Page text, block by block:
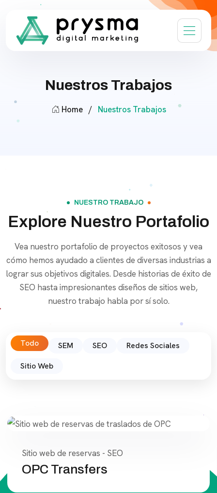
Nuestros Trabajos
Home / Nuestros Trabajos
NUESTRO TRABAJO
Explore Nuestro Portafolio
Vea nuestro portafolio de proyectos exitosos y vea
cómo hemos ayudado a clientes de diversas industrias a
lograr sus objetivos digitales. Desde historias de éxito de
SEO hasta impresionantes diseños de sitios web,
nuestro trabajo habla por sí solo.
Todo SEM SEO
Redes Sociales
Sitio Web
Sitio web de reservas - SEO
OPC Transfers